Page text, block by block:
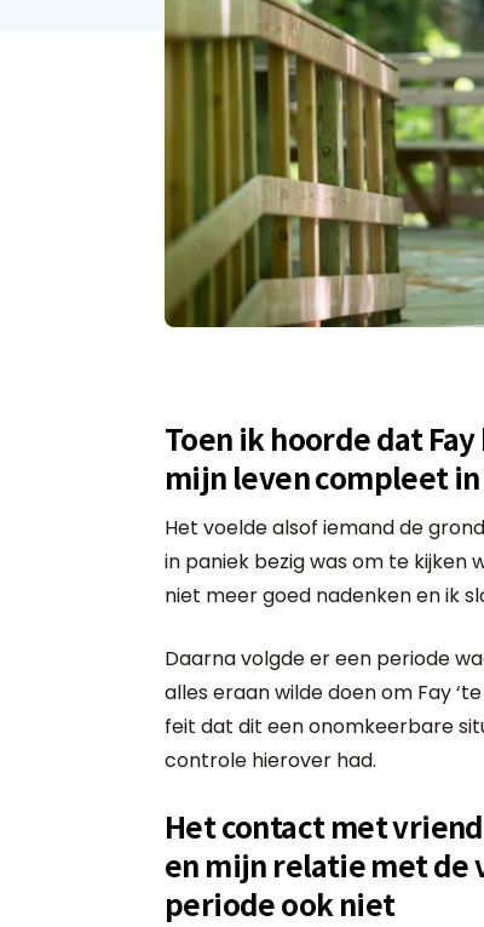
Toen ik hoorde dat
mijn leven compleet in
Het voelde alsof iemand de
in paniek bezig was om te kijken
niet meer goed nadenken en ik
Daarna volgde er een periode
alles eraan wilde doen om Fay
feit dat dit een onomkeerbare
controle hierover had.
Het contact met
en mijn relatie met de
periode ook niet